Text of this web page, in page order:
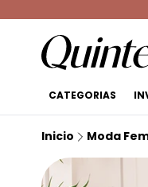
CATEGORIAS
Inicio Moda